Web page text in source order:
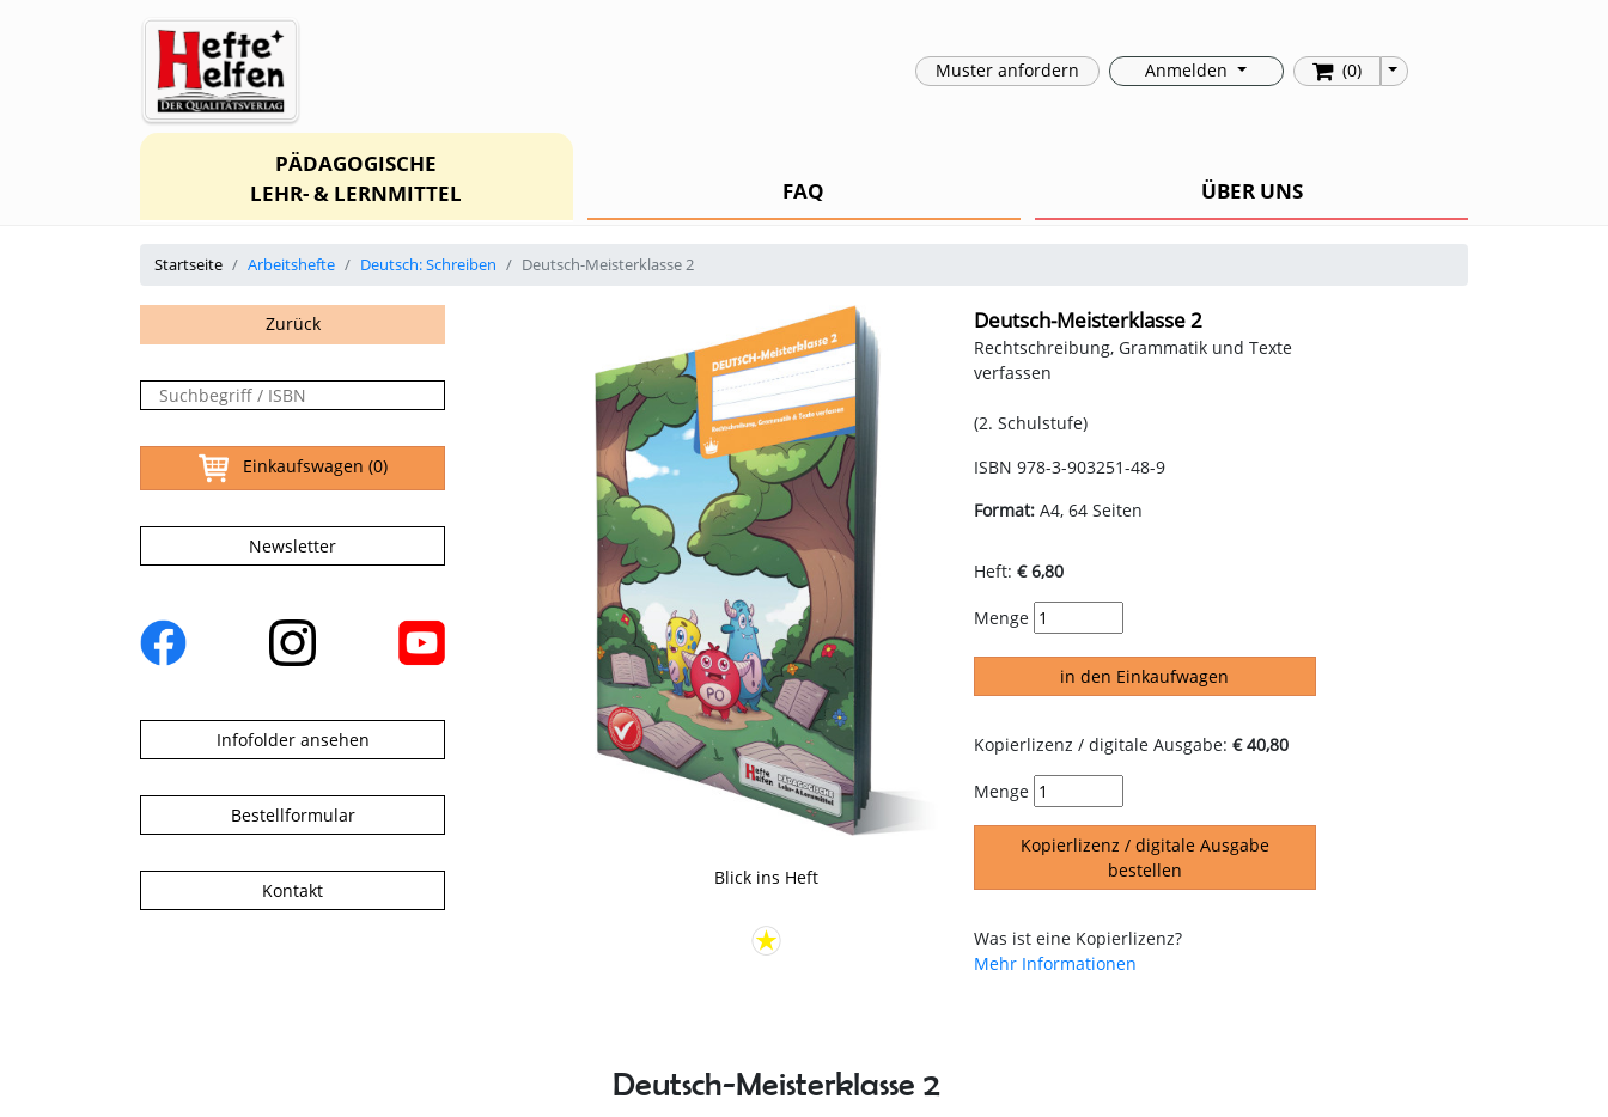
Muster anfordern Anmelden (0) Toggle Dropdown
PÄDAGOGISCHE
LEHR- & LERNMITTEL
FAQ ÜBER UNS
Startseite Arbeitshefte Deutsch: Schreiben Deutsch-Meisterklasse 2
Zurück
Einkaufswagen (0)
Newsletter
Infofolder ansehen
Bestellformular
Kontakt
Blick ins Heft
Deutsch-Meisterklasse 2
Rechtschreibung, Grammatik und Texte
verfassen
(2. Schulstufe)
ISBN 978-3-903251-48-9
Format:A4, 64 Seiten
Heft: € 6,80
Menge
in den Einkaufwagen
Kopierlizenz / digitale Ausgabe: € 40,80
Menge
Kopierlizenz / digitale Ausgabe
bestellen
Was ist eine Kopierlizenz?
Mehr Informationen
Deutsch-Meisterklasse 2